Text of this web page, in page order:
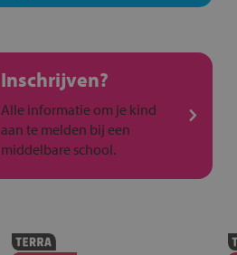
Inschrijven?
Alle informatie om je kind
aan te melden bij een
middelbare school.